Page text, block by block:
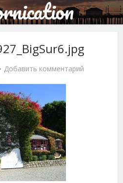
Добавить комментарий